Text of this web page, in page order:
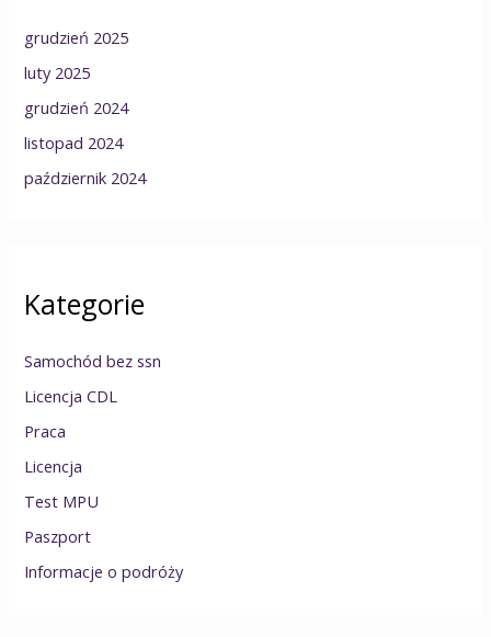
grudzień 2025
luty 2025
grudzień 2024
listopad 2024
październik 2024
Kategorie
Samochód bez ssn
Licencja CDL
Praca
Licencja
Test MPU
Paszport
Informacje o podróży